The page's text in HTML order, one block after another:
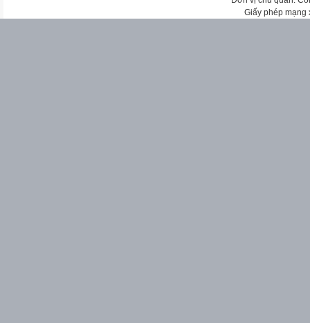
Giấy phép mạng